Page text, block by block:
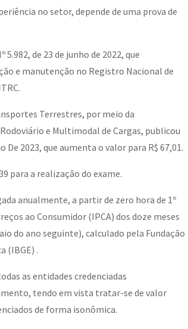
no setor, depende de uma prova de
de 23 de junho de 2022, que
e manutenção no Registro Nacional de
Terrestres, por meio da
e Multimodal de Cargas, publicou
De 2023, que aumenta o valor para R$ 67,01.
para a realização do exame.
anualmente, a partir de zero hora de 1º
ao Consumidor (IPCA) dos doze meses
do ano seguinte), calculado pela Fundação
(IBGE) .
as entidades credenciadas
tendo em vista tratar-se de valor
de forma isonômica.